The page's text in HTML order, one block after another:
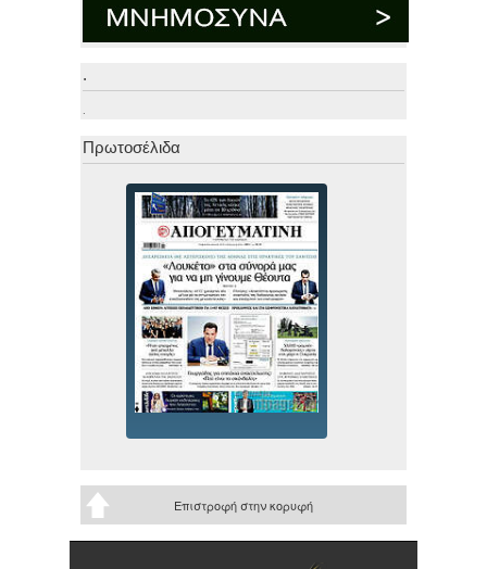
.
.
Πρωτοσέλιδα
Επιστροφή στην κορυφή